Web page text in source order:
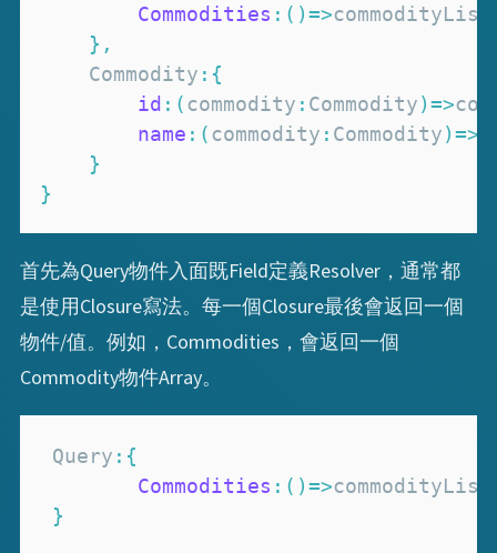
Commodities : ( )=>
} ,
Commodity : {
id : (commodity : Commodity)=>
name : (commodity : Commodity)=>
}
}
首先為Query物件入面既Field定義Resolver，通常都
是使用Closure寫法。每一個Closure最後會返回一個
物件/值。例如，Commodities，會返回一個
Commodity物件Array。
Query : {
Commodities : ( )=>
}